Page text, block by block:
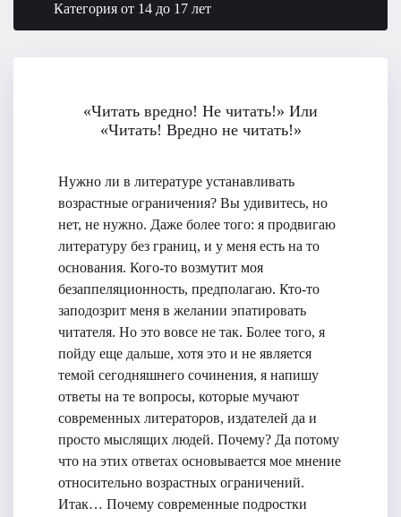
Категория от 14 до 17 лет
«Читать вредно! Не читать!» Или
«Читать! Вредно не читать!»
Нужно ли в литературе устанавливать
возрастные ограничения? Вы удивитесь, но
нет, не нужно. Даже более того: я продвигаю
литературу без границ, и у меня есть на то
основания. Кого-то возмутит моя
безаппеляционность, предполагаю. Кто-то
заподозрит меня в желании эпатировать
читателя. Но это вовсе не так. Более того, я
пойду еще дальше, хотя это и не является
темой сегодняшнего сочинения, я напишу
ответы на те вопросы, которые мучают
современных литераторов, издателей да и
просто мыслящих людей. Почему? Да потому
что на этих ответах основывается мое мнение
относительно возрастных ограничений.
Итак… Почему современные подростки